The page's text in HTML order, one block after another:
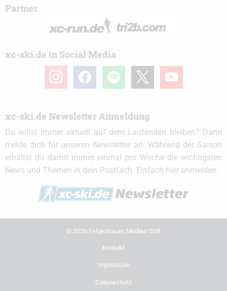
Partner
xc-ski.de in Social Media
instagramfacebook spotify youtube
xc-ski.de Newsletter Anmeldung
Du willst immer aktuell auf dem Laufenden bleiben? Dann
melde dich für unseren Newsletter an. Während der Saison
erhältst du damit immer einmal pro Woche die wichtigsten
News und Themen in dein Postfach. Einfach hier anmelden:
© 2026 Felgenhauer Medien GbR
Kontakt
Impressum
Datenschutz